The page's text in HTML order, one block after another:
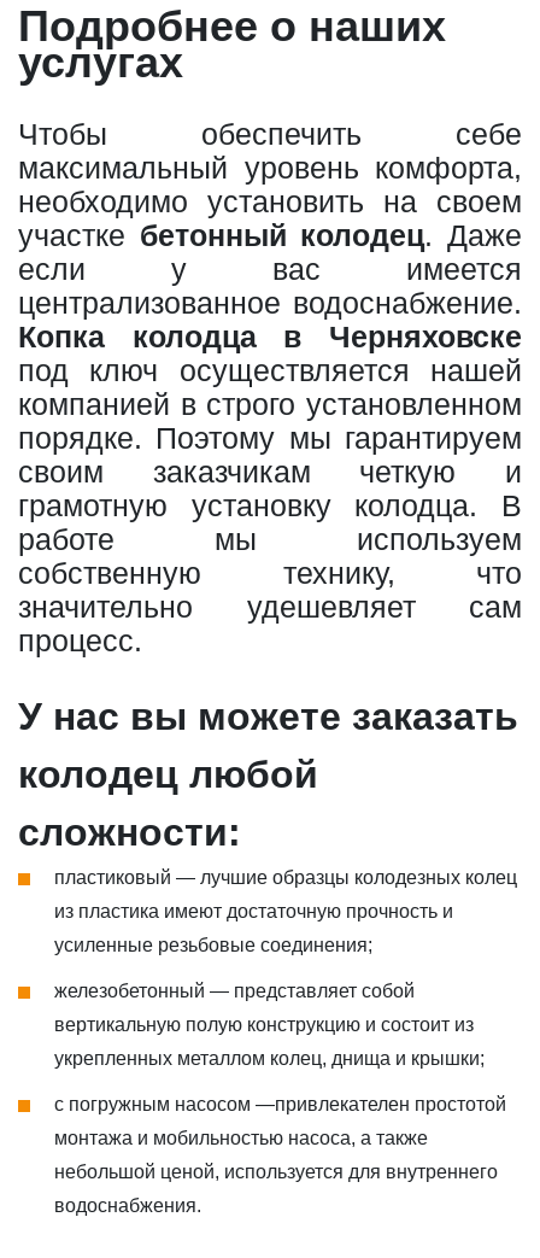
Подробнее о наших
услугах
Чтобы обеспечить себе
максимальный уровень комфорта,
необходимо установить на своем
участке бетонный колодец. Даже
если у вас имеется
централизованное водоснабжение.
Копка колодца в Черняховске
под ключ осуществляется нашей
компанией в строго установленном
порядке. Поэтому мы гарантируем
своим заказчикам четкую и
грамотную установку колодца. В
работе мы используем
собственную технику, что
значительно удешевляет сам
процесс.
У нас вы можете заказать
колодец любой
сложности:
пластиковый — лучшие образцы колодезных колец
из пластика имеют достаточную прочность и
усиленные резьбовые соединения;
железобетонный — представляет собой
вертикальную полую конструкцию и состоит из
укрепленных металлом колец, днища и крышки;
с погружным насосом —привлекателен простотой
монтажа и мобильностью насоса, а также
небольшой ценой, используется для внутреннего
водоснабжения.